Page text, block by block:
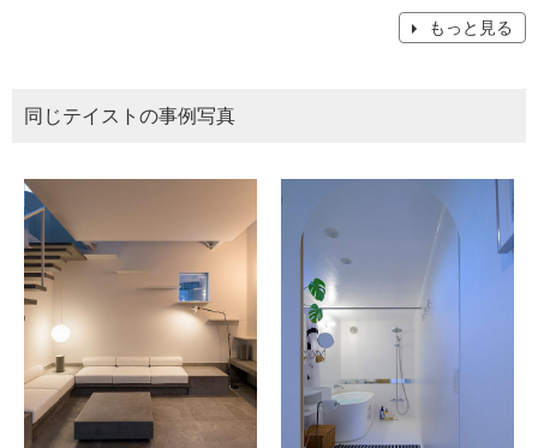
もっと見る
同じテイストの事例写真